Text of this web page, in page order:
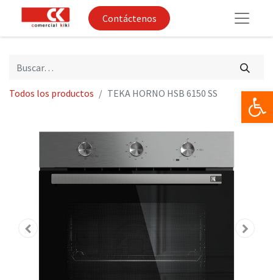
Contáctenos
Todos los productos TEKA HORNO HSB 6150 SS